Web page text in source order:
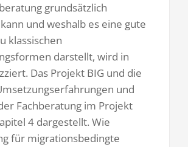
grundsätzlich
und weshalb es eine gute
klassischen
darstellt, wird in
Das Projekt BIG und die
und
Fachberatung im Projekt
4 dargestellt. Wie
für migrationsbedingte